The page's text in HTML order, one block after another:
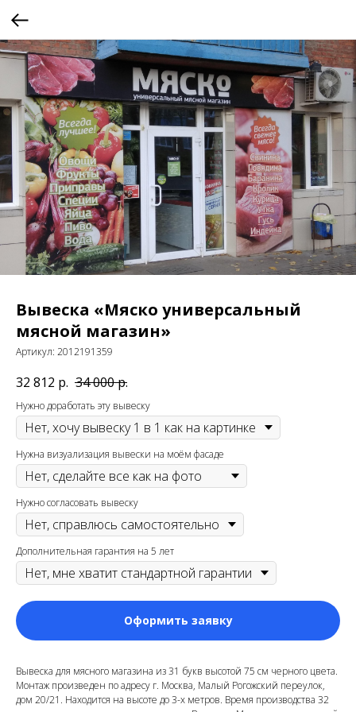
Вывеска «Мяско универсальный
мясной магазин»
Артикул: 2012191359
32 812 р. 34 000р.
Нужно доработать эту вывеску
Нужна визуализация вывески на моём фасаде
Нужно согласовать вывеску
Дополнительная гарантия на 5 лет
Оформить заявку
Вывеска для мясного магазина из 31 букв высотой 75 см черного цвета.
Монтаж произведен по адресу г. Москва, Малый Рогожский переулок,
дом 20/21. Находится на высоте до 3-х метров. Время производства 32